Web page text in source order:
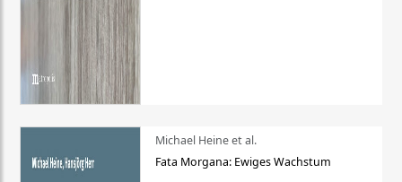
Michael Heine et al.
Fata Morgana: Ewiges Wachstum